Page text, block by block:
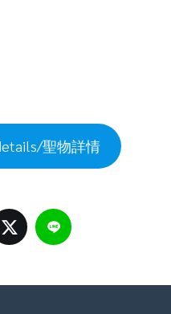
聖物詳情